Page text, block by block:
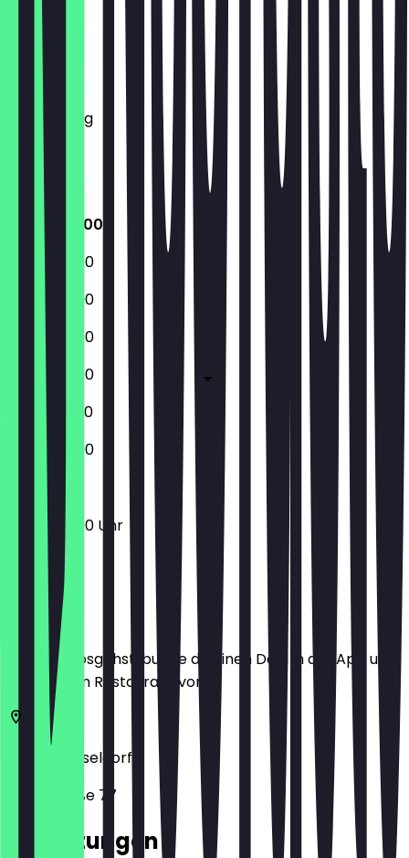
Montag
Dienstag
Mittwoch
Donnerstag
Freitag
Samstag
Sonntag
12:00 - 22:00
12:00 - 22:00
12:00 - 22:00
12:00 - 22:00
12:00 - 22:00
13:00 - 23:30
13:00 - 22:00
12:00 - 22:00 Uhr
Bevor du losgehst, buche dir einen Deal in der App und
zeige ihn im Restaurant vor.
Düsseldorf
Linienstraße 77
Bewertungen